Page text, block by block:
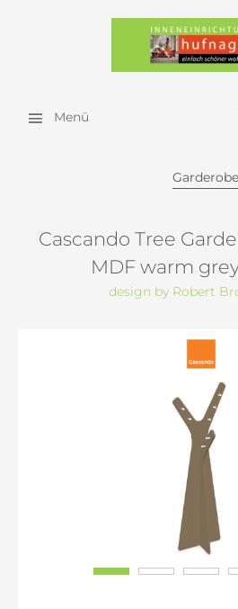
Menü
Cascando Tree
MDF warm
design by Robert